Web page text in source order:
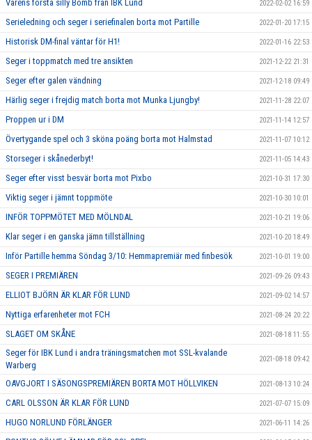
Vårens första silly Bomb från IBK Lund 2022-02-02 16:59
Serieledning och seger i seriefinalen borta mot Partille 2022-01-20 17:15
Historisk DM-final väntar för H1! 2022-01-16 22:53
Seger i toppmatch med tre ansikten 2021-12-22 21:31
Seger efter galen vändning 2021-12-18 09:49
Härlig seger i frejdig match borta mot Munka Ljungby! 2021-11-28 22:07
Proppen ur i DM 2021-11-14 12:57
Övertygande spel och 3 sköna poäng borta mot Halmstad 2021-11-07 10:12
Storseger i skånederbyt! 2021-11-05 14:43
Seger efter visst besvär borta mot Pixbo 2021-10-31 17:30
Viktig seger i jämnt toppmöte 2021-10-30 10:01
INFÖR TOPPMÖTET MED MÖLNDAL 2021-10-21 19:06
Klar seger i en ganska jämn tillställning 2021-10-20 18:49
Inför Partille hemma Söndag 3/10: Hemmapremiär med finbesök 2021-10-01 19:00
SEGER I PREMIÄREN 2021-09-26 09:43
ELLIOT BJÖRN ÄR KLAR FÖR LUND 2021-09-02 14:57
Nyttiga erfarenheter mot FCH 2021-08-24 20:22
SLAGET OM SKÅNE 2021-08-18 11:55
Seger för IBK Lund i andra träningsmatchen mot SSL-kvalande
Warberg
2021-08-18 09:42
OAVGJORT I SÄSONGSPREMIÄREN BORTA MOT HÖLLVIKEN 2021-08-13 10:24
CARL OLSSON ÄR KLAR FÖR LUND 2021-07-07 15:09
HUGO NORLUND FÖRLÄNGER 2021-06-11 14:26